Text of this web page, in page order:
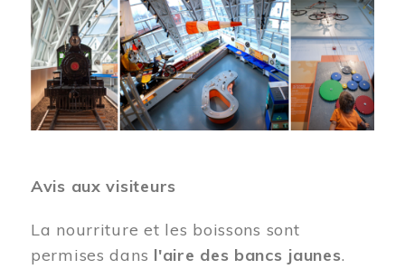
Image
Avis aux visiteurs
La nourriture et les boissons sont
permises dans l'aire des bancs jaunes.